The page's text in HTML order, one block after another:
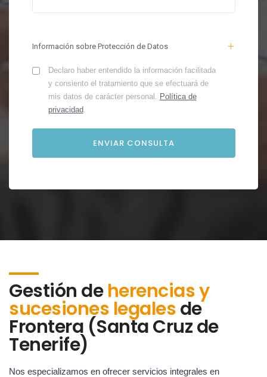
Información sobre Protección de Datos
Declaro haber entendido la información facilitada
y consiento el tratamiento que se efectuará de
mis datos de carácter personal. Política de
privacidad.
Gestión deherencias y
sucesiones legalesde
Frontera (Santa Cruz de
Tenerife)
Nos especializamos en ofrecer servicios integrales en